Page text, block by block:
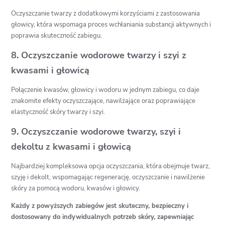
Oczyszczanie twarzy z dodatkowymi korzyściami z zastosowania
głowicy, która wspomaga proces wchłaniania substancji aktywnych i
poprawia skuteczność zabiegu.
8. Oczyszczanie wodorowe twarzy i szyi z
kwasami i głowicą
Połączenie kwasów, głowicy i wodoru w jednym zabiegu, co daje
znakomite efekty oczyszczające, nawilżające oraz poprawiające
elastyczność skóry twarzy i szyi.
9. Oczyszczanie wodorowe twarzy, szyi i
dekoltu z kwasami i głowicą
Najbardziej kompleksowa opcja oczyszczania, która obejmuje twarz,
szyję i dekolt, wspomagając regenerację, oczyszczanie i nawilżenie
skóry za pomocą wodoru, kwasów i głowicy.
Każdy z powyższych zabiegów jest skuteczny, bezpieczny i
dostosowany do indywidualnych potrzeb skóry, zapewniając